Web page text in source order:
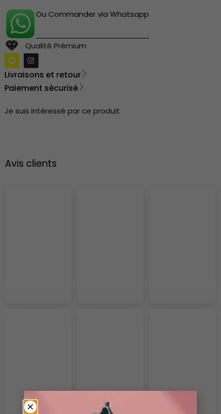
Ou Commander via Whatsapp
Qualité Prémium
Livraisons et retour
Paiement sécurisé
Je suis intéressé par ce produit
Avis clients